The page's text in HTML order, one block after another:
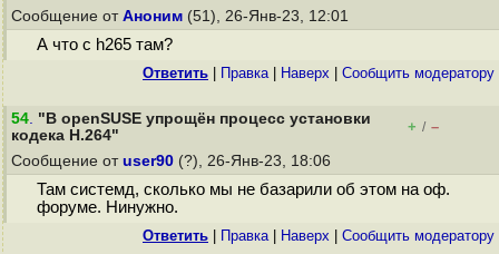
Сообщение от Аноним (51), 26-Янв-23, 12:01
А что с h265 там?
Ответить Правка| Наверх Cообщить модератору
54. "В openSUSE упрощён процесс установки
кодека H.264"
+ / –
Сообщение от user90 (?), 26-Янв-23, 18:06
Там системд, сколько мы не базарили об этом на оф.
форуме. Нинужно.
Ответить Правка| Наверх Cообщить модератору